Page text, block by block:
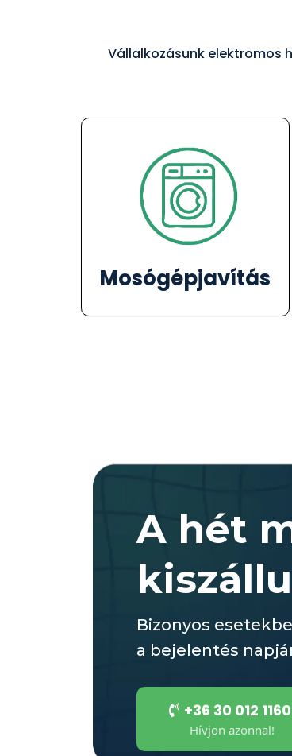
Vállalkozásunk elektromos
Mosógépjavítás
A hét
Bizonyos
a bejelentés
+36 30 012 1160
Hívjon azonnal!